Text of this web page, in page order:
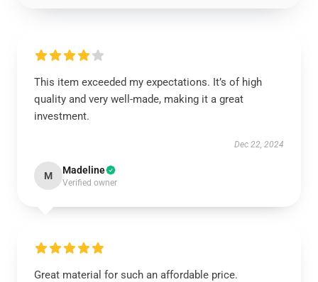
This item exceeded my expectations. It’s of high
quality and very well-made, making it a great
investment.
Dec 22, 2024
M Madeline
Verified owner
Great material for such an affordable price.